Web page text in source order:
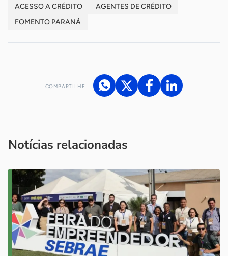
ACESSO A CRÉDITO
AGENTES DE CRÉDITO
FOMENTO PARANÁ
COMPARTILHE
Notícias relacionadas